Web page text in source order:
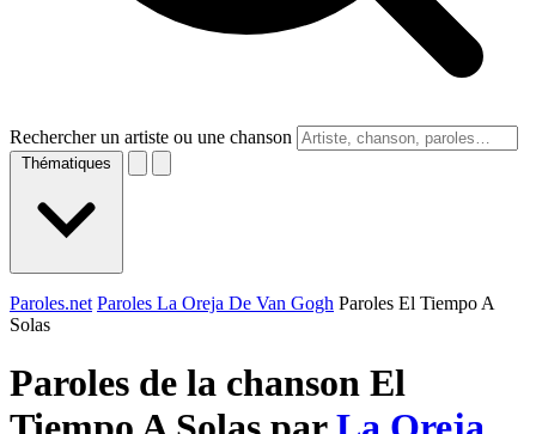
Rechercher un artiste ou une chanson
Thématiques
Paroles.net Paroles La Oreja De Van Gogh Paroles El Tiempo A
Solas
Paroles de la chanson El